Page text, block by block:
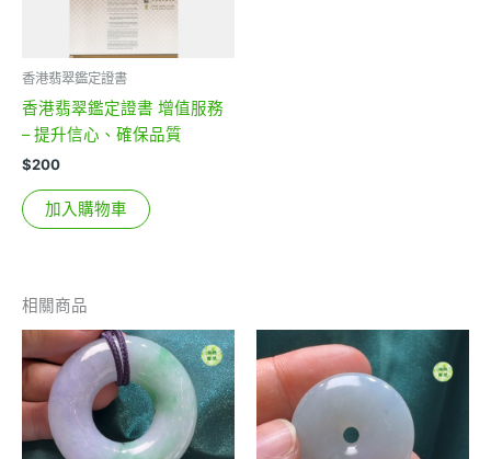
香港翡翠鑑定證書
香港翡翠鑑定證書 增值服務
– 提升信心、確保品質
$200
加入購物車
相關商品